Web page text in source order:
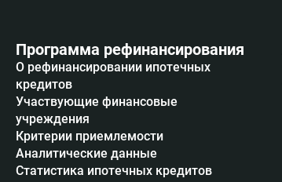
Программа рефинансирования
О рефинансировании ипотечных
кредитов
Участвующие финансовые
учреждения
Критерии приемлемости
Аналитические данные
Статистика ипотечных кредитов